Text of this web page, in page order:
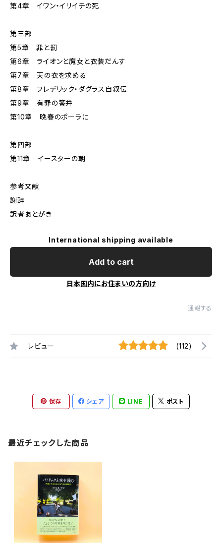
第4章 イワン・イリイチの死
第三部
第5章 罪と罰
第6章 ライオンと魔女と衣装だんす
第7章 天の衣を求める
第8章 フレデリック・ダグラス自叙伝
第9章 有罪の答弁
第10章 晩春のポーラに
第四部
第11章 イースターの朝
参考文献
謝辞
訳者あとがき
International shipping available
Add to cart
日本国内にお住まいの方向け
通報する
レビュー (112)
保存 シェア LINE ポスト
最近チェックした商品